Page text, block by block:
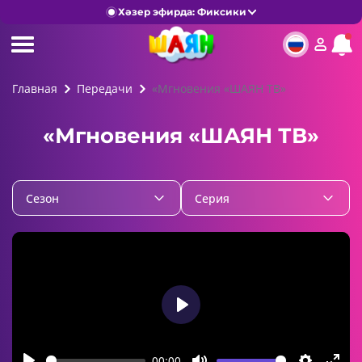
Хәзер эфирда: Фиксики
Главная Передачи «Мгновения «ШАЯН ТВ»
«Мгновения «ШАЯН ТВ»
Cезон Серия
Play